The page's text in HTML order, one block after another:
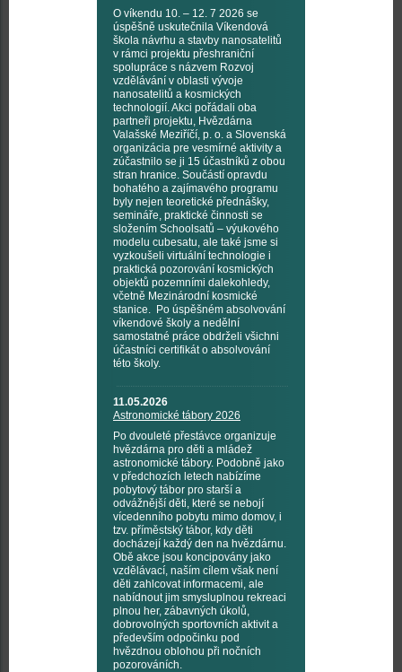
O víkendu 10. – 12. 7 2026 se
úspěšně uskutečnila Víkendová
škola návrhu a stavby nanosatelitů
v rámci projektu přeshraniční
spolupráce s názvem Rozvoj
vzdělávání v oblasti vývoje
nanosatelitů a kosmických
technologií. Akci pořádali oba
partneři projektu, Hvězdárna
Valašské Meziříčí, p. o. a Slovenská
organizácia pre vesmírné aktivity a
zúčastnilo se ji 15 účastníků z obou
stran hranice. Součástí opravdu
bohatého a zajímavého programu
byly nejen teoretické přednášky,
semináře, praktické činnosti se
složením Schoolsatů – výukového
modelu cubesatu, ale také jsme si
vyzkoušeli virtuální technologie i
praktická pozorování kosmických
objektů pozemními dalekohledy,
včetně Mezinárodní kosmické
stanice. Po úspěšném absolvování
víkendové školy a nedělní
samostatné práce obdrželi všichni
účastníci certifikát o absolvování
této školy.
11.05.2026
Astronomické tábory 2026
Po dvouleté přestávce organizuje
hvězdárna pro děti a mládež
astronomické tábory. Podobně jako
v předchozích letech nabízíme
pobytový tábor pro starší a
odvážnější děti, které se nebojí
vícedenního pobytu mimo domov, i
tzv. příměstský tábor, kdy děti
docházejí každý den na hvězdárnu.
Obě akce jsou koncipovány jako
vzdělávací, naším cílem však není
děti zahlcovat informacemi, ale
nabídnout jim smysluplnou rekreaci
plnou her, zábavných úkolů,
dobrovolných sportovních aktivit a
především odpočinku pod
hvězdnou oblohou při nočních
pozorováních.